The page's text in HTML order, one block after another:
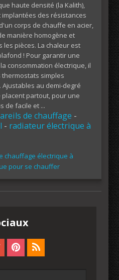
haute densité (la Kalith),
des résistances
corps de chauffe en acier,
manière homogène et
les pièces. La chaleur est
! Pour garantir une
consommation électrique, il
simples
au demi-degré
partout, pour une
de facile et ...
de chauffage -
- radiateur électrique à
chauffage électrique à
pour se chauffer